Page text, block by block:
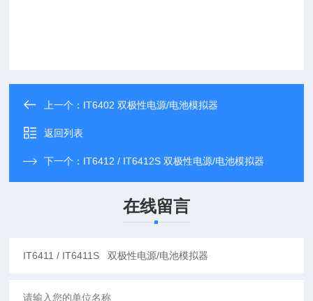
上一个： IT6402 双极性电源/电池模拟器
返回列表
下一个： IT6412 / IT6412S 双极性电源/电池模拟器
在线留言